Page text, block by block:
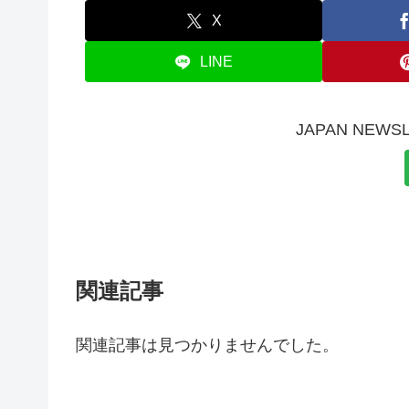
X
LINE
JAPAN
関連記事
関連記事は見つかりませんでした。